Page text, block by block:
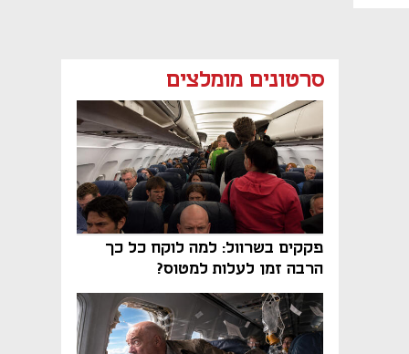
סרטונים מומלצים
פקקים בשרוול: למה לוקח כל כך
הרבה זמן לעלות למטוס?